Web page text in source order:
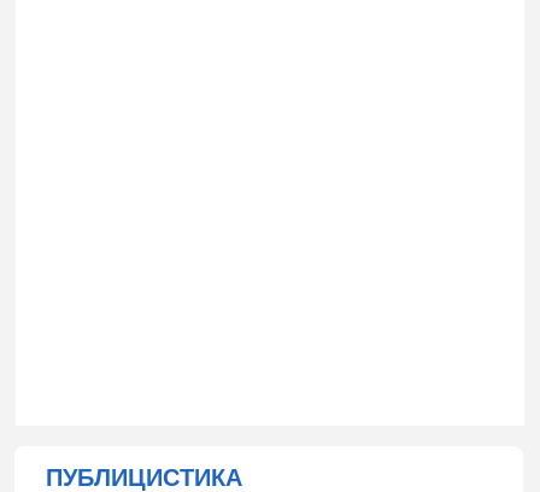
ПУБЛИЦИСТИКА